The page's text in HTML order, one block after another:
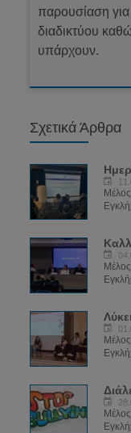
παρουσίαση
διαδικτύου
υπάρχουν.
Σχετικά Άρθρα